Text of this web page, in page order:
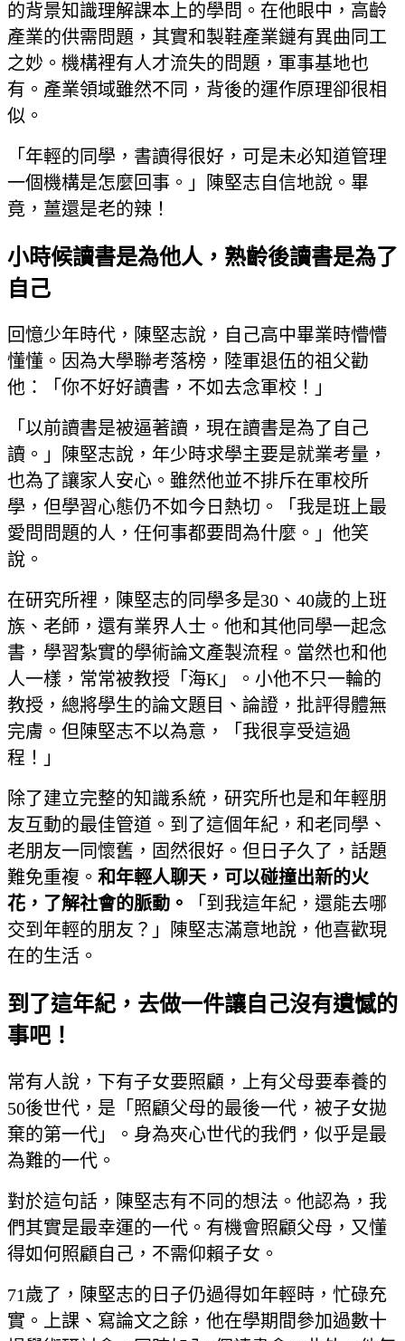
的背景知識理解課本上的學問。在他眼中，高齡
產業的供需問題，其實和製鞋產業鏈有異曲同工
之妙。機構裡有人才流失的問題，軍事基地也
有。產業領域雖然不同，背後的運作原理卻很相
似。
「年輕的同學，書讀得很好，可是未必知道管理
一個機構是怎麼回事。」陳堅志自信地說。畢
竟，薑還是老的辣！
小時候讀書是為他人，熟齡後讀書是為了
自己
回憶少年時代，陳堅志說，自己高中畢業時懵懵
懂懂。因為大學聯考落榜，陸軍退伍的祖父勸
他：「你不好好讀書，不如去念軍校！」
「以前讀書是被逼著讀，現在讀書是為了自己
讀。」陳堅志說，年少時求學主要是就業考量，
也為了讓家人安心。雖然他並不排斥在軍校所
學，但學習心態仍不如今日熱切。「我是班上最
愛問問題的人，任何事都要問為什麼。」他笑
說。
在研究所裡，陳堅志的同學多是30、40歲的上班
族、老師，還有業界人士。他和其他同學一起念
書，學習紮實的學術論文產製流程。當然也和他
人一樣，常常被教授「海K」。小他不只一輪的
教授，總將學生的論文題目、論證，批評得體無
完膚。但陳堅志不以為意，「我很享受這過
程！」
除了建立完整的知識系統，研究所也是和年輕朋
友互動的最佳管道。到了這個年紀，和老同學、
老朋友一同懷舊，固然很好。但日子久了，話題
難免重複。 和年輕人聊天，可以碰撞出新的火
花，了解社會的脈動。
「到我這年紀，還能去哪
交到年輕的朋友？」陳堅志滿意地說，他喜歡現
在的生活。
到了這年紀，去做一件讓自己沒有遺憾的
事吧！
常有人說，下有子女要照顧，上有父母要奉養的
50後世代，是「照顧父母的最後一代，被子女拋
棄的第一代」。身為夾心世代的我們，似乎是最
為難的一代。
對於這句話，陳堅志有不同的想法。他認為，我
們其實是最幸運的一代。有機會照顧父母，又懂
得如何照顧自己，不需仰賴子女。
71歲了，陳堅志的日子仍過得如年輕時，忙碌充
實。上課、寫論文之餘，他在學期間參加過數十